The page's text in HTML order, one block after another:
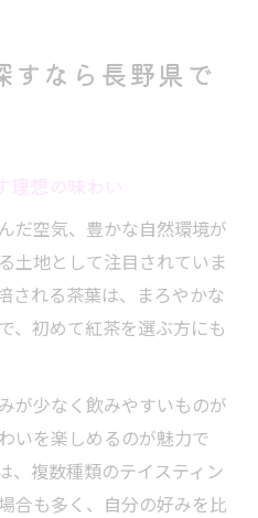
すなら長野県で
だ空気、豊かな自然環境が
土地として注目されていま
される茶葉は、まろやかな
、初めて紅茶を選ぶ方にも
が少なく飲みやすいものが
いを楽しめるのが魅力で
、複数種類のテイスティン
合も多く、自分の好みを比